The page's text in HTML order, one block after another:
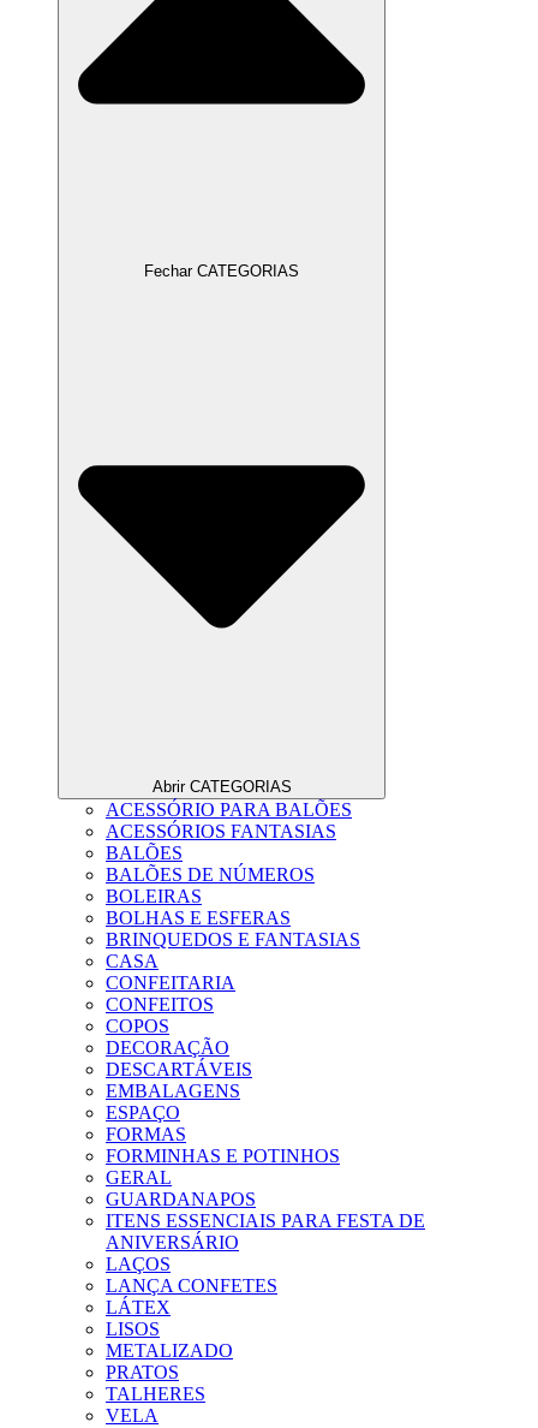
Fechar CATEGORIAS
Abrir CATEGORIAS
ACESSÓRIO PARA BALÕES
ACESSÓRIOS FANTASIAS
BALÕES
BALÕES DE NÚMEROS
BOLEIRAS
BOLHAS E ESFERAS
BRINQUEDOS E FANTASIAS
CASA
CONFEITARIA
CONFEITOS
COPOS
DECORAÇÃO
DESCARTÁVEIS
EMBALAGENS
ESPAÇO
FORMAS
FORMINHAS E POTINHOS
GERAL
GUARDANAPOS
ITENS ESSENCIAIS PARA FESTA DE
ANIVERSÁRIO
LAÇOS
LANÇA CONFETES
LÁTEX
LISOS
METALIZADO
PRATOS
TALHERES
VELA